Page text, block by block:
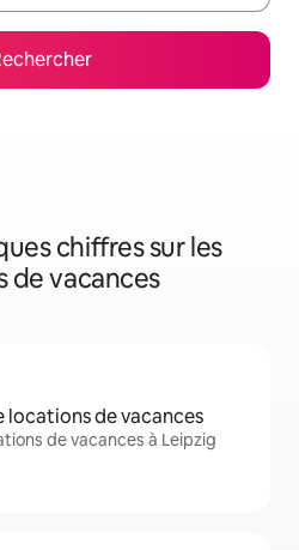
chiffres sur les
de vacances
de vacances
de vacances à Leipzig